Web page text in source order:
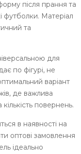
після прання та
футболки. Матеріал
та
для
по фігурі, не
варіант
де важлива
повернень.
в наявності на
оптові замовлення
ідеально